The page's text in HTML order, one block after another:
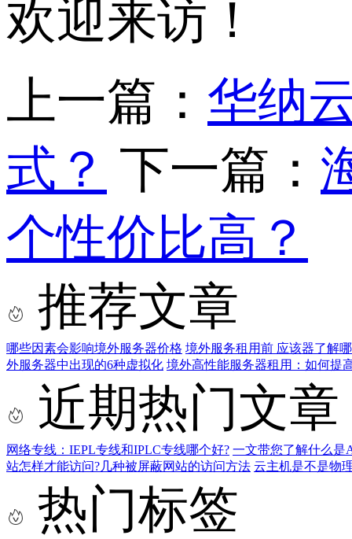
欢迎来访！
上一篇： 华纳
式？ 下一篇：
个性价比高？
推荐文章
哪些因素会影响境外服务器价格 境外服务租用前 应该器了解
外服务器中出现的6种虚拟化 境外高性能服务器租用：如何提
近期热门文章
网络专线：IEPL专线和IPLC专线哪个好? 一文带您了解什么是
站怎样才能访问?几种被屏蔽网站的访问方法 云主机是不是物
热门标签